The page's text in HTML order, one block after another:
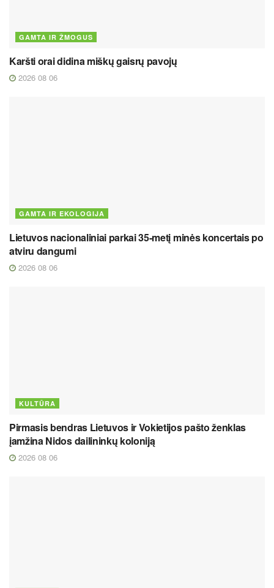
GAMTA IR ŽMOGUS
Karšti orai didina miškų gaisrų pavojų
2026 08 06
GAMTA IR EKOLOGIJA
Lietuvos nacionaliniai parkai 35-metį minės koncertais po
atviru dangumi
2026 08 06
KULTŪRA
Pirmasis bendras Lietuvos ir Vokietijos pašto ženklas
įamžina Nidos dailininkų koloniją
2026 08 06